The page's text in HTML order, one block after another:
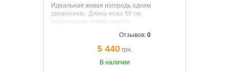
Идеальная живая изгородь одним
движением. Длина ножа 50 см,
Напряжение совместимого
20 мм, Вес 2.5 кг, АБС, 55мин.
Отзывов:0
5 440грн.
В наличии